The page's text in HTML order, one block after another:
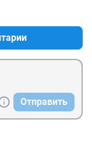
Отправить